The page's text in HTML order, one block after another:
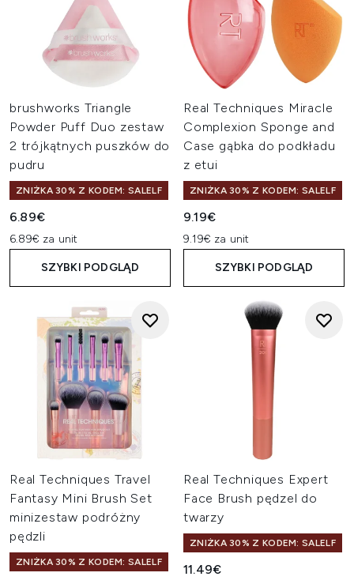
brushworks Triangle
Powder Puff Duo zestaw
2 trójkątnych puszków do
pudru
ZNIŻKA 30% Z KODEM: SALELF
6.89€
6.89€ za unit
SZYBKI PODGLĄD
Real Techniques Miracle
Complexion Sponge and
Case gąbka do podkładu
z etui
ZNIŻKA 30% Z KODEM: SALELF
9.19€
9.19€ za unit
SZYBKI PODGLĄD
Real Techniques Travel
Fantasy Mini Brush Set
minizestaw podróżny
pędzli
ZNIŻKA 30% Z KODEM: SALELF
Real Techniques Expert
Face Brush pędzel do
twarzy
ZNIŻKA 30% Z KODEM: SALELF
11.49€